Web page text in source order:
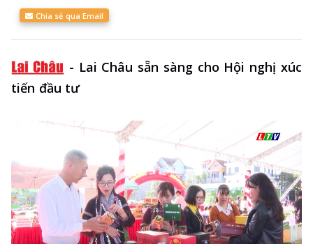
Chia sẻ qua Email
- Lai Châu sẵn sàng cho Hội nghị xúc
tiến đầu tư